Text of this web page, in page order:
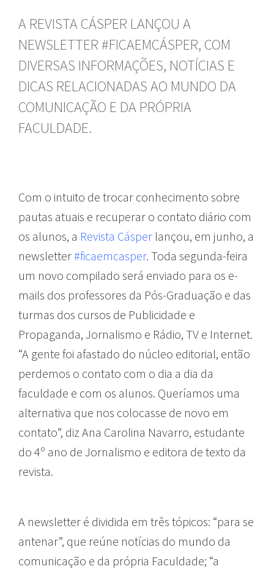
A REVISTA CÁSPER LANÇOU A
NEWSLETTER #FICAEMCÁSPER, COM
DIVERSAS INFORMAÇÕES, NOTÍCIAS E
DICAS RELACIONADAS AO MUNDO DA
COMUNICAÇÃO E DA PRÓPRIA
FACULDADE.
Com o intuito de trocar conhecimento sobre
pautas atuais e recuperar o contato diário com
os alunos, a Revista Cásper lançou, em junho, a
newsletter#ficaemcasper. Toda segunda-feira
um novo compilado será enviado para os e-
mails dos professores da Pós-Graduação e das
turmas dos cursos de Publicidade e
Propaganda, Jornalismo e Rádio, TV e Internet.
“A gente foi afastado do núcleo editorial, então
perdemos o contato com o dia a dia da
faculdade e com os alunos. Queríamos uma
alternativa que nos colocasse de novo em
contato”, diz Ana Carolina Navarro, estudante
do 4º ano de Jornalismo e editora de texto da
revista.
A newsletter é dividida em três tópicos: “para se
antenar”, que reúne notícias do mundo da
comunicação e da própria Faculdade; “a